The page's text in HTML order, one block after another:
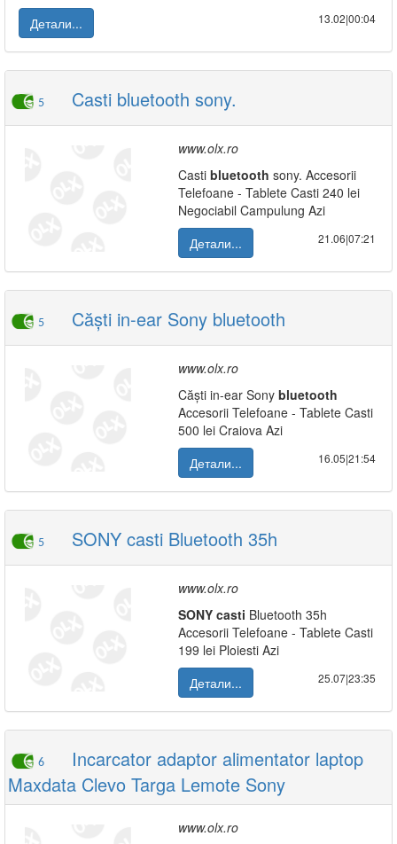
Детали...
13.02|00:04
5 Casti bluetooth sony.
www.olx.ro
Casti bluetooth sony. Accesorii
Telefoane - Tablete Casti 240 lei
Negociabil Campulung Azi
Детали...
21.06|07:21
5 Căști in-ear Sony bluetooth
www.olx.ro
Căști in-ear Sony bluetooth
Accesorii Telefoane - Tablete Casti
500 lei Craiova Azi
Детали...
16.05|21:54
5 SONY casti Bluetooth 35h
www.olx.ro
SONY casti Bluetooth 35h
Accesorii Telefoane - Tablete Casti
199 lei Ploiesti Azi
Детали...
25.07|23:35
6
Incarcator adaptor alimentator laptop
Maxdata Clevo Targa Lemote Sony
www.olx.ro